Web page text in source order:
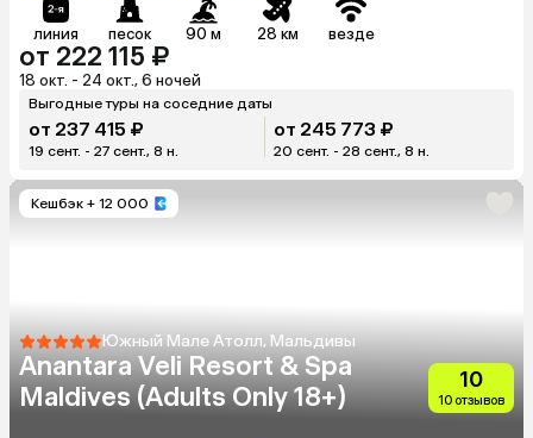
линия песок 90 м 28 км везде
от 222 115 ₽
18 окт. - 24 окт., 6 ночей
Выгодные туры на соседние даты
от 237 415 ₽
19 сент. - 27 сент., 8 н.
от 245 773 ₽
20 сент. - 28 сент., 8 н.
Кешбэк + 12 000
Южный Мале Атолл, Мальдивы
Anantara Veli Resort & Spa
Maldives (Adults Only 18+)
10
10 отзывов